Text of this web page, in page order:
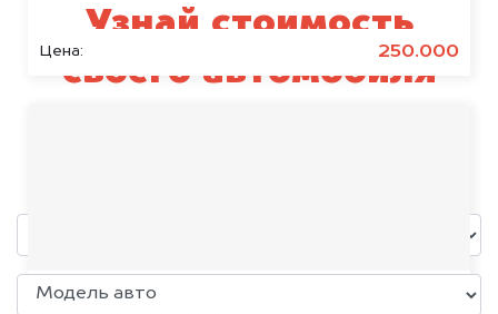
Цена: 250.000
KIA K5, 2020
Узнай стоимость
своего автомобиля